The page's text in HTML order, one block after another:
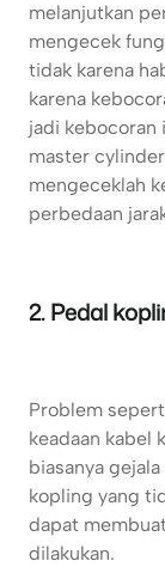
melanjutkan
mengecek
tidak karena
karena
jadi kebocoran
master
mengeceklah
perbedaan
2. Pedal
Problem
keadaan kabel
biasanya
kopling yang
dapat
dilakukan.